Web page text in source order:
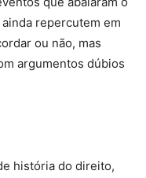
repercutem em
ou não, mas
argumentos dúbios
história do direito,